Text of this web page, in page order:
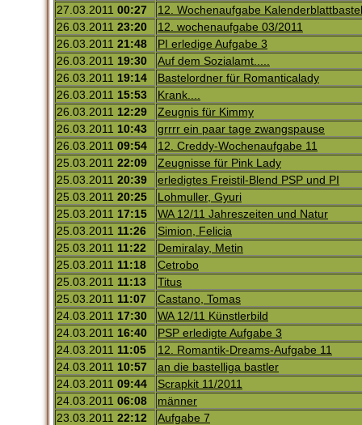
27.03.2011 00:27
12. Wochenaufgabe
26.03.2011 23:20
12. wochenaufgabe 03/2011
26.03.2011 21:48
PI erledige Aufgabe 3
26.03.2011 19:30
Auf dem Sozialamt.....
26.03.2011 19:14
Bastelordner für Romanticalady
26.03.2011 15:53
Krank....
26.03.2011 12:29
Zeugnis für Kimmy
26.03.2011 10:43
grrrr ein paar tage zwangspause
26.03.2011 09:54
12. Creddy-Wochenaufgabe 11
25.03.2011 22:09
Zeugnisse für Pink Lady
25.03.2011 20:39
erledigtes Freistil-Blend PSP und PI
25.03.2011 20:25
Lohmuller, Gyuri
25.03.2011 17:15
WA 12/11 Jahreszeiten und Natur
25.03.2011 11:26
Simion, Felicia
25.03.2011 11:22
Demiralay, Metin
25.03.2011 11:18
Cetrobo
25.03.2011 11:13
Titus
25.03.2011 11:07
Castano, Tomas
24.03.2011 17:30
WA 12/11 Künstlerbild
24.03.2011 16:40
PSP erledigte Aufgabe 3
24.03.2011 11:05
12. Romantik-Dreams-Aufgabe 11
24.03.2011 10:57
an die bastelliga bastler
24.03.2011 09:44
Scrapkit 11/2011
24.03.2011 06:08
männer
23.03.2011 22:12
Aufgabe 7